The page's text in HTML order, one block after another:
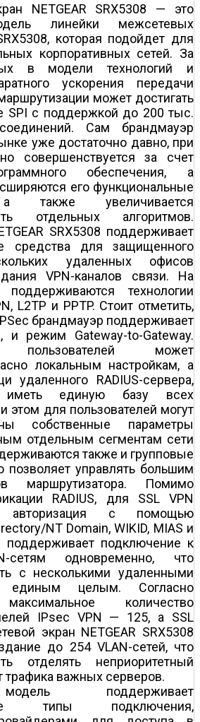
NETGEAR SRX5308 — это
линейки межсетевых
которая подойдет для
корпоративных сетей. За
в модели технологий и
ускорения передачи
может достигать
SPI с поддержкой до 200 тыс.
Сам брандмауэр
уже достаточно давно, при
совершенствуется за счет
обеспечения, а
его функциональные
также увеличивается
отдельных алгоритмов.
SRX5308 поддерживает
средства для защищенного
удаленных офисов
VPN-каналов связи. На
технологии
L2TP и PPTP. Стоит отметить,
брандмауэр поддерживает
и режим Gateway-to-Gateway.
пользователей может
локальным настройкам, а
удаленного RADIUS-сервера,
иметь единую базу всех
этом для пользователей могут
собственные параметры
отдельным сегментам сети
также и групповые
позволяет управлять большим
маршрутизатора. Помимо
RADIUS, для SSL VPN
авторизация с помощью
NT Domain, WIKID, MIAS и
поддерживает подключение к
сетям одновременно, что
с несколькими удаленными
целым. Согласно
количество
IPsec VPN — 125, а SSL
экран NETGEAR SRX5308
до 254 VLAN-сетей, что
отделять неприоритетный
трафика важных серверов.
поддерживает
типы подключения,